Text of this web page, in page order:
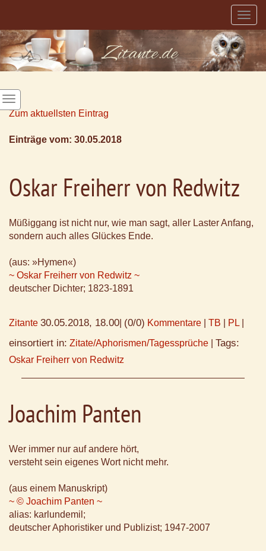
Zum aktuellsten Eintrag
Einträge vom: 30.05.2018
Oskar Freiherr von Redwitz
Müßiggang ist nicht nur, wie man sagt, aller Laster Anfang,
sondern auch alles Glückes Ende.
(aus: »Hymen«)
~ Oskar Freiherr von Redwitz ~
deutscher Dichter; 1823-1891
Zitante 30.05.2018, 18.00 (0/0) Kommentare TB PL
einsortiert in: Zitate/Aphorismen/Tagessprüche Tags:
Oskar Freiherr von Redwitz
Joachim Panten
Wer immer nur auf andere hört,
versteht sein eigenes Wort nicht mehr.
(aus einem Manuskript)
~ © Joachim Panten ~
alias: karlundemil;
deutscher Aphoristiker und Publizist; 1947-2007